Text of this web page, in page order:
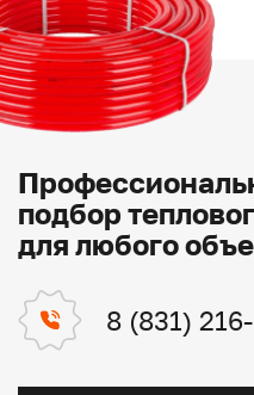
подбор
для любого
8 (831)